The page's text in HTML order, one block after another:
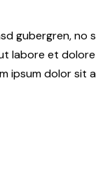
gubergren,
et
ipsum dolor